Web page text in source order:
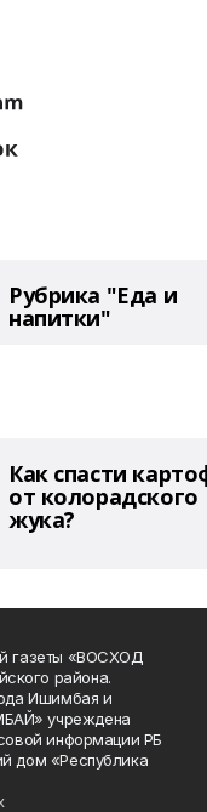
Рубрика "Еда и
напитки"
Как спасти
от колорадского
жука?
газеты «ВОСХОД
района.
Ишимбая и
учреждена
информации РБ
дом «Республика